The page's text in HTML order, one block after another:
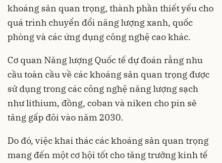
khoáng sản quan trọng, thành phần thiết yếu cho
quá trình chuyển đổi năng lượng xanh, quốc
phòng và các ứng dụng công nghệ cao khác.
Cơ quan Năng lượng Quốc tế dự đoán rằng nhu
cầu toàn cầu về các khoáng sản quan trọng được
sử dụng trong các công nghệ năng lượng sạch
như lithium, đồng, coban và niken cho pin sẽ
tăng gấp đôi vào năm 2030.
Do đó, việc khai thác các khoáng sản quan trọng
mang đến một cơ hội tốt cho tăng trưởng kinh tế